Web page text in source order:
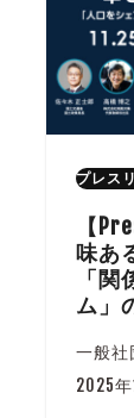
プレス
【
味あ
「
ム」
一般社
2025